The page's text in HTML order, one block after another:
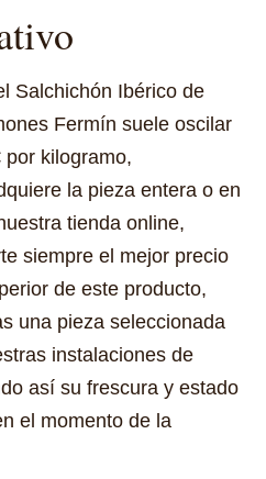
Salchichón Ibérico de
Fermín suele oscilar
kilogramo,
la pieza entera o en
tienda online,
siempre el mejor precio
de este producto,
una pieza seleccionada
instalaciones de
así su frescura y estado
el momento de la